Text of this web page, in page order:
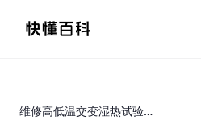
维修高低温交变湿热试验箱